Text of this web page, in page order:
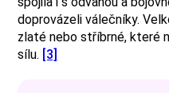
doprovázeli válečníky.
zlaté nebo stříbrné, které
sílu. [3]